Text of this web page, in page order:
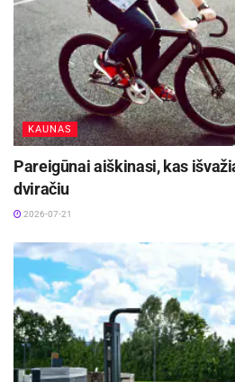
KAUNAS
Pareigūnai aiškinasi, kas
dviračiu
2026-07-21